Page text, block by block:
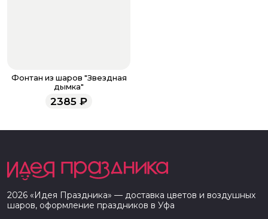
Фонтан из шаров "Звездная
дымка"
2385 ₽
2026 « Идея Праздника» — доставка цветов и воздушных
шаров, оформление праздников в Уфа